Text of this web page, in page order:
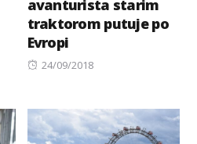
avanturista starim
traktorom putuje po
Evropi
Posted
24/09/2018